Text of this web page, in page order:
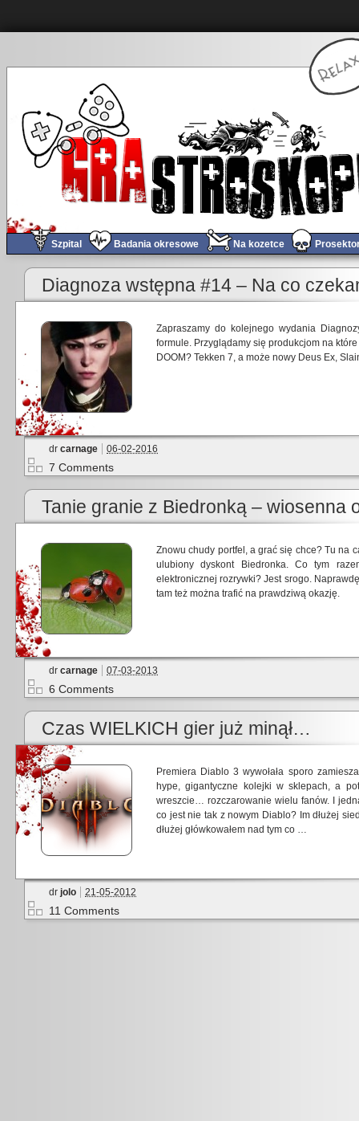
Szpital Badania okresowe Na kozetce
Diagnoza wstępna #14 – Na co
Zapraszamy do kolejnego wydania
formule. Przyglądamy się produkcjom na
DOOM? Tekken 7, a może nowy Deus Ex,
dr carnage 06-02-2016
7 Comments
Tanie granie z Biedronką – wiosenna
Znowu chudy portfel, a grać się chce? Tu na
ulubiony dyskont Biedronka. Co tym
elektronicznej rozrywki? Jest srogo.
tam też można trafić na prawdziwą okazję.
dr carnage 07-03-2013
6 Comments
Czas WIELKICH gier już minął…
Premiera Diablo 3 wywołała sporo
hype, gigantyczne kolejki w sklepach, a
wreszcie… rozczarowanie wielu fanów. I
co jest nie tak z nowym Diablo? Im dłużej
dłużej główkowałem nad tym co …
dr jolo 21-05-2012
11 Comments